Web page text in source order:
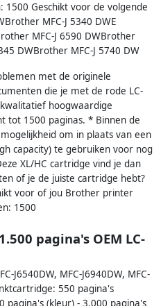
Geschikt voor de volgende
MFC-J 5340 DWE
MFC-J 6590 DWBrother
DWBrother MFC-J 5740 DW
met de originele
die je met de rode LC-
hoogwaardige
tot 1500 paginas. * Binnen de
om in plaats van een
capacity) te gebruiken voor nog
XL/HC cartridge vind je dan
of je de juiste cartridge hebt?
voor of jou Brother printer
1500
pagina's OEM LC-
J6540DW, MFC-J6940DW, MFC-
550 pagina's
pagina's (kleur) - 3.000 pagina's